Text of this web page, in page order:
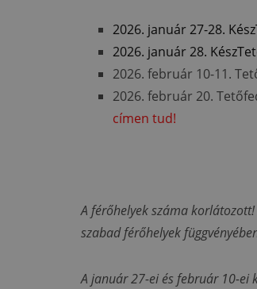
2026. január 27-28.
2026. január 28.
2026. február 10-11.
2026. február 20.
címen tud!
A férőhelyek száma
szabad férőhelyek
A január 27-ei és február 10-ei